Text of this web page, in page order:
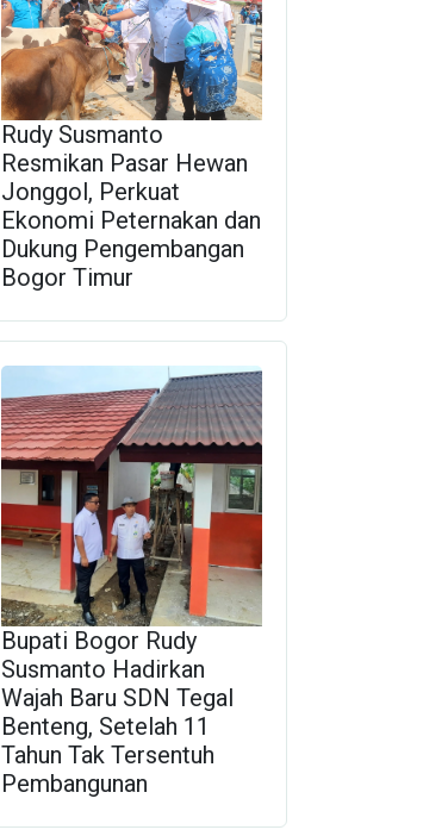
Rudy Susmanto
Resmikan Pasar Hewan
Jonggol, Perkuat
Ekonomi Peternakan dan
Dukung Pengembangan
Bogor Timur
Bupati Bogor Rudy
Susmanto Hadirkan
Wajah Baru SDN Tegal
Benteng, Setelah 11
Tahun Tak Tersentuh
Pembangunan